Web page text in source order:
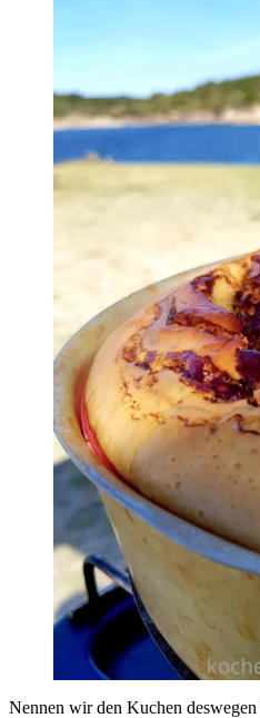
Nennen wir den Kuchen deswegen